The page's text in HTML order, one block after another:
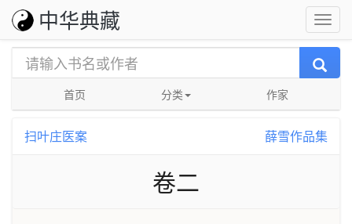
中华典藏
首页 分类 作家
扫叶庄医案 薛雪作品集
卷二